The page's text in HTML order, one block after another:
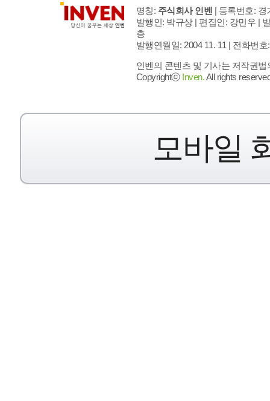
명칭: 주식회사 인벤 | 등록번호: 경
발행인: 박규상 | 편집인: 강민우 |
층
발행연월일: 2004 11. 11 | 전화번호
인벤의 콘텐츠 및 기사는 저작권
Copyrightⓒ Inven.All rights
모바일